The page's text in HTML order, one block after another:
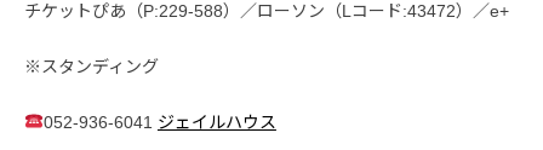
チケットぴあ（P:229-588）／ローソン（Lコード:43472）／e+
※スタンディング
052-936-6041 ジェイルハウス